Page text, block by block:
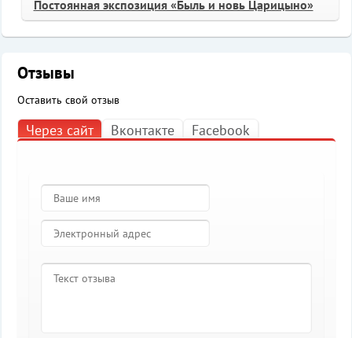
Постоянная экспозиция «Быль и новь Царицыно»
Отзывы
Оставить свой отзыв
Через сайт Вконтакте Facebook